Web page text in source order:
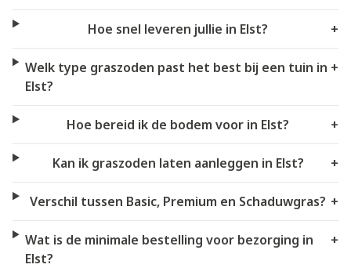
Hoe snel leveren jullie in Elst? +
Welk type graszoden past het best bij een tuin in
Elst?
+
Hoe bereid ik de bodem voor in Elst? +
Kan ik graszoden laten aanleggen in Elst? +
Verschil tussen Basic, Premium en Schaduwgras? +
Wat is de minimale bestelling voor bezorging in
Elst?
+